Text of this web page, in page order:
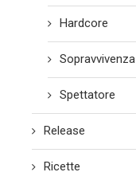
Hardcore
Sopravvivenza
Spettatore
Release
Ricette